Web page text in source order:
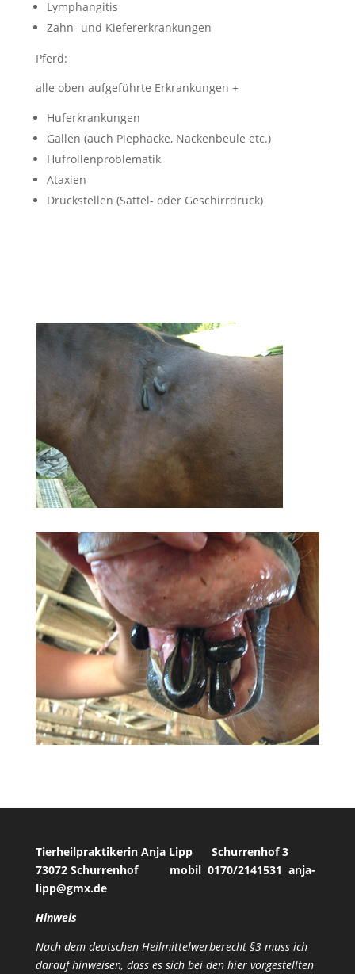
Lymphangitis
Zahn- und Kiefererkrankungen
Pferd:
alle oben aufgeführte Erkrankungen +
Huferkrankungen
Gallen (auch Piephacke, Nackenbeule etc.)
Hufrollenproblematik
Ataxien
Druckstellen (Sattel- oder Geschirrdruck)
Tierheilpraktikerin Anja Lipp Schurrenhof 3
73072 Schurrenhof mobil 0170/2141531 anja-
lipp@gmx.de
Hinweis
Nach dem deutschen Heilmittelwerberecht §3 muss ich
darauf hinweisen, dass es sich bei den hier vorgestellten